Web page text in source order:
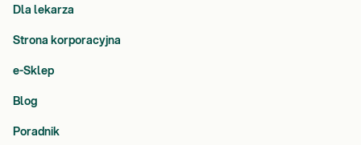
Dla lekarza
Strona korporacyjna
e-Sklep
Blog
Poradnik